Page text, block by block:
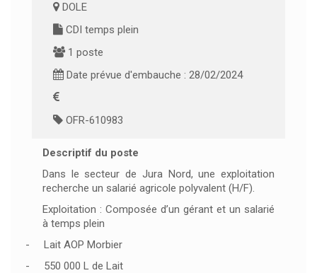
DOLE
CDI temps plein
1 poste
Date prévue d'embauche : 28/02/2024
OFR-610983
Descriptif du poste
Dans le secteur de Jura Nord, une exploitation
recherche un salarié agricole polyvalent (H/F).
Exploitation : Composée d’un gérant et un salarié
à temps plein
-
Lait AOP Morbier
-
550 000 L de Lait